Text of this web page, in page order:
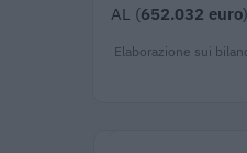
AL (652.032 euro
Elaborazione sui